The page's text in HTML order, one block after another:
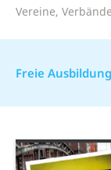
Vereine,
Freie